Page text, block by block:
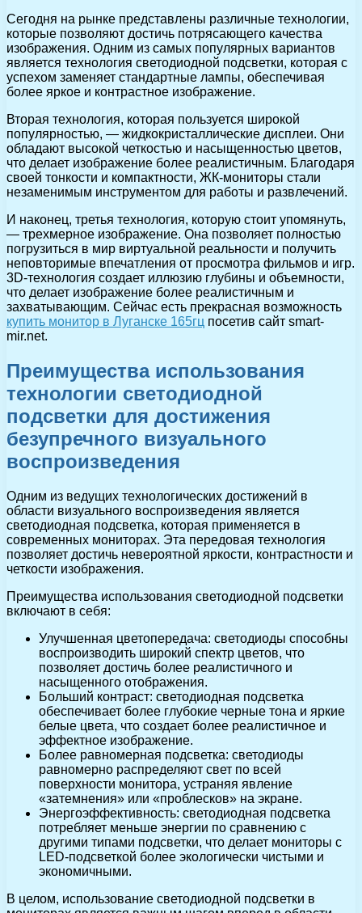
Сегодня на рынке представлены различные технологии,
которые позволяют достичь потрясающего качества
изображения. Одним из самых популярных вариантов
является технология светодиодной подсветки, которая с
успехом заменяет стандартные лампы, обеспечивая
более яркое и контрастное изображение.
Вторая технология, которая пользуется широкой
популярностью, — жидкокристаллические дисплеи. Они
обладают высокой четкостью и насыщенностью цветов,
что делает изображение более реалистичным. Благодаря
своей тонкости и компактности, ЖК-мониторы стали
незаменимым инструментом для работы и развлечений.
И наконец, третья технология, которую стоит упомянуть,
— трехмерное изображение. Она позволяет полностью
погрузиться в мир виртуальной реальности и получить
неповторимые впечатления от просмотра фильмов и игр.
3D-технология создает иллюзию глубины и объемности,
что делает изображение более реалистичным и
захватывающим. Сейчас есть прекрасная возможность
купить монитор в Луганске 165гц посетив сайт smart-
mir.net.
Преимущества использования
технологии светодиодной
подсветки для достижения
безупречного визуального
воспроизведения
Одним из ведущих технологических достижений в
области визуального воспроизведения является
светодиодная подсветка, которая применяется в
современных мониторах. Эта передовая технология
позволяет достичь невероятной яркости, контрастности и
четкости изображения.
Преимущества использования светодиодной подсветки
включают в себя:
Улучшенная цветопередача: светодиоды способны
воспроизводить широкий спектр цветов, что
позволяет достичь более реалистичного и
насыщенного отображения.
Больший контраст: светодиодная подсветка
обеспечивает более глубокие черные тона и яркие
белые цвета, что создает более реалистичное и
эффектное изображение.
Более равномерная подсветка: светодиоды
равномерно распределяют свет по всей
поверхности монитора, устраняя явление
«затемнения» или «проблесков» на экране.
Энергоэффективность: светодиодная подсветка
потребляет меньше энергии по сравнению с
другими типами подсветки, что делает мониторы с
LED-подсветкой более экологически чистыми и
экономичными.
В целом, использование светодиодной подсветки в